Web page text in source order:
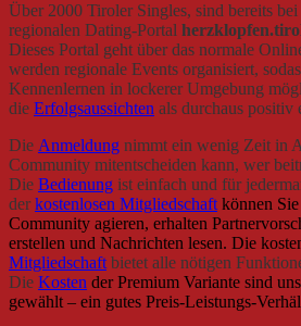
Über 2000 Tiroler Singles, sind bereits
regionalen Dating-Portal
Dieses Portal geht über das normale
werden regionale Events organisiert,
Kennenlernen in lockerer Umgebung
die Erfolgsaussichten als durchaus positiv
Die Anmeldung nimmt ein wenig Zeit in
Community mitentscheiden kann, wer
Die Bedienung ist einfach und für
der kostenlosen Mitgliedschaft können
Community agieren, erhalten
erstellen und Nachrichten lesen. Die
Mitgliedschaft bietet alle nötigen
Die Kosten der Premium Variante sind
gewählt – ein gutes Preis-Leistungs-